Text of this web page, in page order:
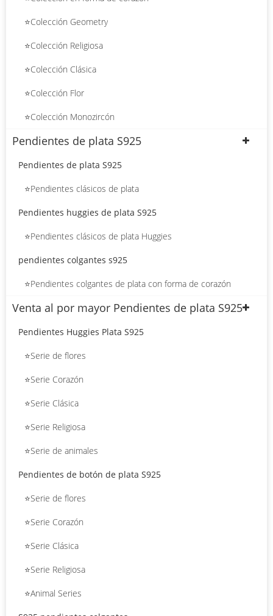
⭐Colección Geometry
⭐Colección Religiosa
⭐Colección Clásica
⭐Colección Flor
⭐Colección Monozircón
Pendientes de plata S925
Pendientes de plata S925
⭐Pendientes clásicos de plata
Pendientes huggies de plata S925
⭐Pendientes clásicos de plata Huggies
pendientes colgantes s925
⭐Pendientes colgantes de plata con forma de corazón
Venta al por mayor Pendientes de plata S925
Pendientes Huggies Plata S925
⭐Serie de flores
⭐Serie Corazón
⭐Serie Clásica
⭐Serie Religiosa
⭐Serie de animales
Pendientes de botón de plata S925
⭐Serie de flores
⭐Serie Corazón
⭐Serie Clásica
⭐Serie Religiosa
⭐Animal Series